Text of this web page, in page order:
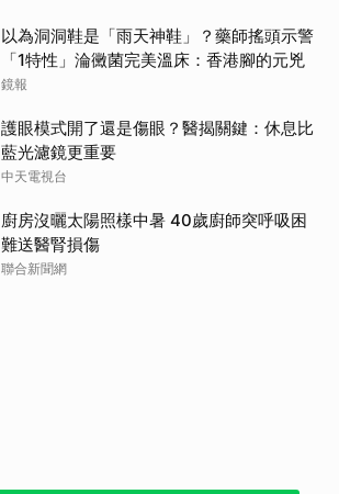
以為洞洞鞋是「雨天神鞋」？藥師搖頭示警
「1特性」淪黴菌完美溫床：香港腳的元兇
鏡報
護眼模式開了還是傷眼？醫揭關鍵：休息比
藍光濾鏡更重要
中天電視台
廚房沒曬太陽照樣中暑 40歲廚師突呼吸困
難送醫腎損傷
聯合新聞網